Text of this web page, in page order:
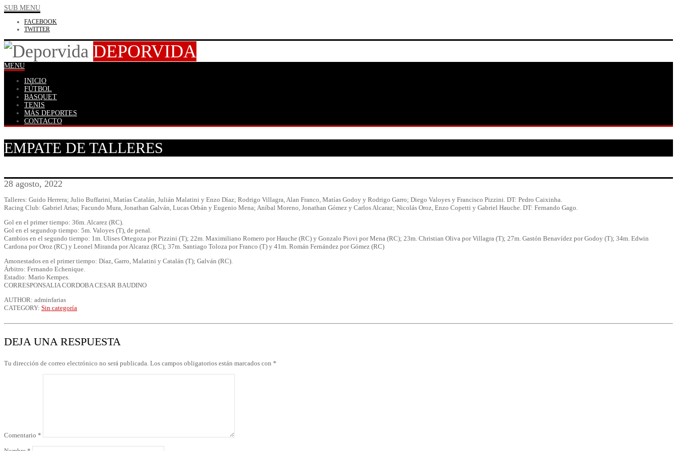
SUB MENU
FACEBOOK
TWITTER
DEPORVIDA
MENU
INICIO
FÚTBOL
BASQUET
TENIS
MÁS DEPORTES
CONTACTO
EMPATE DE TALLERES
28 agosto, 2022
Talleres: Guido Herrera; Julio Buffarini, Matías Catalán, Julián Malatini y Enzo Díaz; Rodrigo Villagra, Alan Franco, Matías Godoy y Rodrigo Garro; Diego Valoyes y Francisco Pizzini. DT: Pedro Caixinha.
Racing Club: Gabriel Arias; Facundo Mura, Jonathan Galván, Lucas Orbán y Eugenio Mena; Aníbal Moreno, Jonathan Gómez y Carlos Alcaraz; Nicolás Oroz, Enzo Copetti y Gabriel Hauche. DT: Fernando Gago.
Gol en el primer tiempo: 36m. Alcarez (RC).
Gol en el segundop tiempo: 5m. Valoyes (T), de penal.
Cambios en el segundo tiempo: 1m. Ulises Ortegoza por Pizzini (T); 22m. Maximiliano Romero por Hauche (RC) y Gonzalo Piovi por Mena (RC); 23m. Christian Oliva por Villagra (T); 27m. Gastón Benavídez por Godoy (T); 34m. Edwin
Cardona por Oroz (RC) y Leonel Miranda por Alcaraz (RC); 37m. Santiago Toloza por Franco (T) y 41m. Román Fernández por Gómez (RC)
Amonestados en el primer tiempo: Díaz, Garro, Malatini y Catalán (T); Galván (RC).
Árbitro: Fernando Echenique.
Estadio: Mario Kempes.
CORRESPONSALIA CORDOBA CESAR BAUDINO
AUTHOR: adminfarias
CATEGORY: Sin categoría
DEJA UNA RESPUESTA
Tu dirección de correo electrónico no será publicada. Los campos obligatorios están marcados con *
Comentario *